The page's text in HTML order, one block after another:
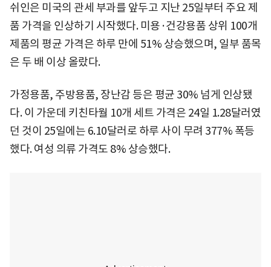
쉬인은 미국의 관세 부과를 앞두고 지난 25일부터 주요 제
품 가격을 인상하기 시작했다. 미용·건강용품 상위 100개
제품의 평균 가격은 하루 만에 51% 상승했으며, 일부 품목
은 두 배 이상 올랐다.
가정용품, 주방용품, 장난감 등은 평균 30% 넘게 인상됐
다. 이 가운데 키친타월 10개 세트 가격은 24일 1.28달러였
던 것이 25일에는 6.10달러로 하루 사이 무려 377% 폭등
했다. 여성 의류 가격도 8% 상승했다.